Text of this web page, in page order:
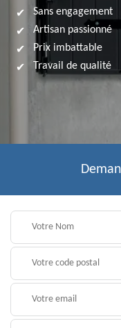
Sans engagement
Artisan passionné
Prix imbattable
Travail de qualité